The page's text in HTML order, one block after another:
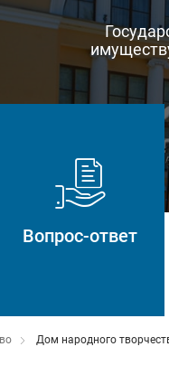
Вопрос-ответ
Дом народного